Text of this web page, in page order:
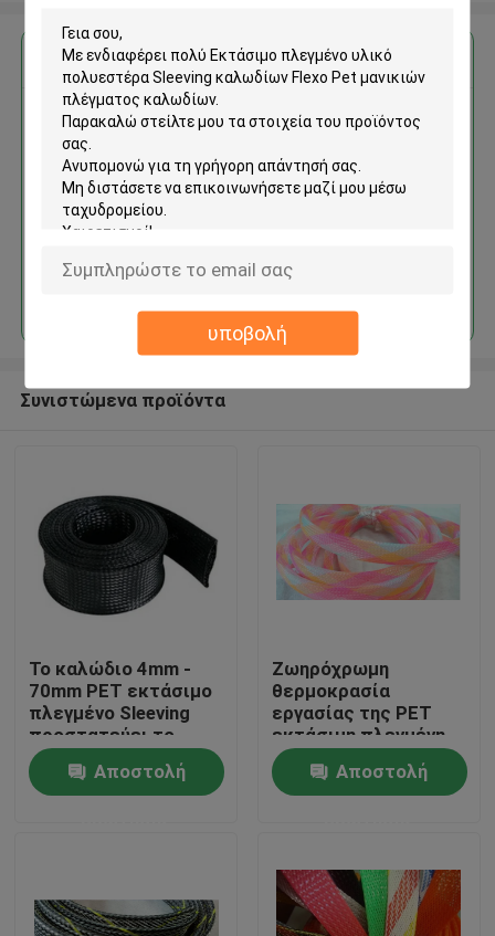
υποβολή
Σπίτι
Περίπου εμείς
Αποκτήστε την καλύτερη τιμή για
Εκτάσιμο πλεγμένο υλικό
καλωδίων Flexo Pet μανικιών
πλέγματος καλωδίων
Συνιστώμενα προϊόντα
Το καλώδιο 4mm -
70mm PET εκτάσιμο
πλεγμένο Sleeving
προστατεύει το
λουρί καλωδίων
Αποστολή
Ζωηρόχρωμη
θερμοκρασία
εργασίας της PET
εκτάσιμη πλεγμένη
Sleeving -50°C ~
150°C Αποστολή